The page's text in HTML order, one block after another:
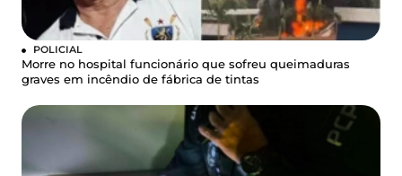
POLICIAL
Morre no hospital funcionário que sofreu queimaduras
graves em incêndio de fábrica de tintas